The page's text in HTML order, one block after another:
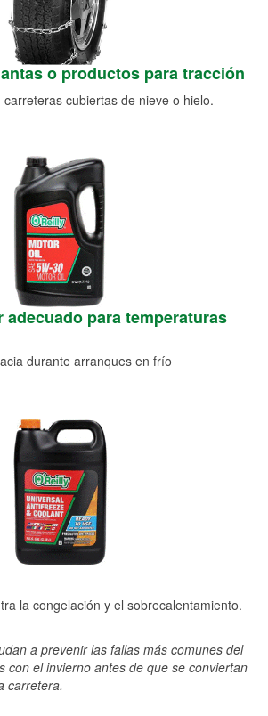
o productos para tracción
cubiertas de nieve o hielo.
adecuado para temperaturas
durante arranques en frío
la congelación y el sobrecalentamiento.
a prevenir las fallas más comunes del
con el invierno antes de que se conviertan
carretera.